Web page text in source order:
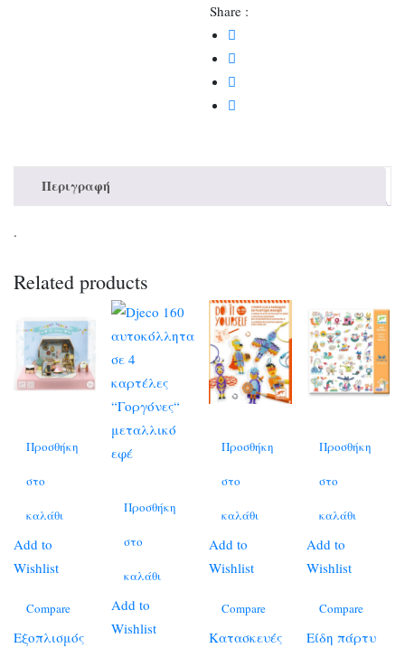
Share :
Περιγραφή
.
Related products
Προσθήκη
στο
καλάθι
Add to
Wishlist
Compare
Εξοπλισμός
Προσθήκη
στο
καλάθι
Add to
Wishlist
Προσθήκη
στο
καλάθι
Add to
Wishlist
Compare
Κατασκευές
Προσθήκη
στο
καλάθι
Add to
Wishlist
Compare
Είδη πάρτυ